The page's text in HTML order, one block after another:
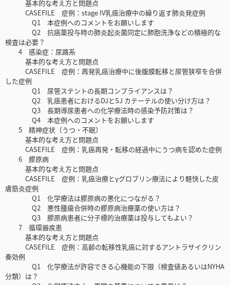
基本的な考え方と問題点
CASEFILE 症例：stage IV乳癌治療中の繰り返す肺炎発症例
Q1 本症例へのコメントをお願いします
Q2 抗癌薬投与時の肺炎起炎菌同定に肺胞洗浄などの積極的な
検査は必要？
4 感染症：尿路系
基本的な考え方と問題点
CASEFILE 症例：再発乳癌治療中に後腹膜転移と尿管狭窄を合併
した症例
Q1 尿管ステントの長期コンプライアンスは？
Q2 乳癌患者におけるDJとSJ カテーテルの使い分け方は？
Q3 長期導尿患者への化学療法時の感染予防対策は？
Q4 本症例へのコメントをお願いします
5 精神症状（うつ・不眠）
基本的な考え方と問題点
CASEFILE 症例：乳癌再発・転移の経過中にうつ病を認めた症例
6 膠原病
基本的な考え方と問題点
CASEFILE 症例：乳癌治療とγグロブリン療法により軽快した皮
膚筋炎症例
Q1 化学療法は膠原病の悪化につながる？
Q2 悪性腫瘍合併時の膠原病治療薬の使い方は？
Q3 膠原病患者に分子標的治療薬は投与してもよい？
7 循環器疾患
基本的な考え方と問題点
CASEFILE 症例：高齢の転移性乳癌に対するアントラサイクリン
奏効例
Q1 化学療法が許容できる心機能の下限（検査値あるいはNYHA
分類）は？